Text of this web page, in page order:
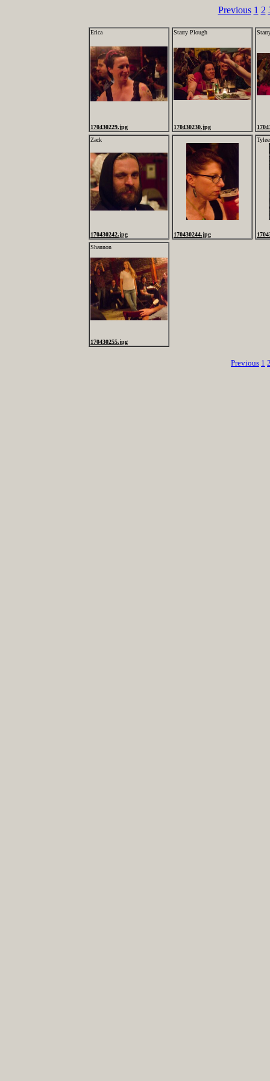
Previous 1 2
Erica
170430229.jpg
Starry Plough
170430230.jpg
Zack
170430242.jpg 170430244.jpg
Shannon
170430255.jpg
Previous 1